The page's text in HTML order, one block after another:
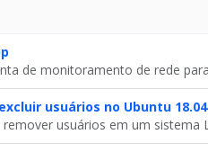
de monitoramento de rede
usuários no Ubuntu 18.04
usuários em um sistema